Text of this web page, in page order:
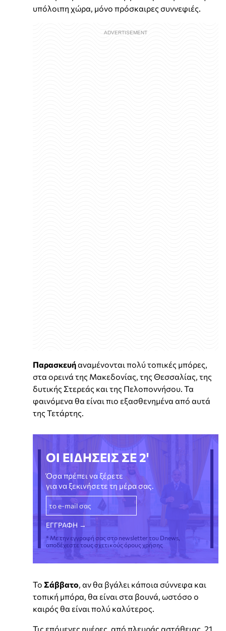
υπόλοιπη χώρα, μόνο πρόσκαιρες συννεφιές.
Παρασκευήαναμένονται πολύ τοπικές μπόρες,
στα ορεινά της Μακεδονίας, της Θεσσαλίας, της
δυτικής Στερεάς και της Πελοποννήσου. Τα
φαινόμενα θα είναι πιο εξασθενημένα από αυτά
της Τετάρτης.
ΟΙ ΕΙΔΗΣΕΙΣ ΣΕ 2'
Όσα πρέπει να ξέρετε
για να ξεκινήσετε τη μέρα σας.
* Με την εγγραφή σας στο newsletter του Dnews,
αποδέχεστε τους σχετικούς όρους χρήσης
Το Σάββατο, αν θα βγάλει κάποια σύννεφα και
τοπική μπόρα, θα είναι στα βουνά, ωστόσο ο
καιρός θα είναι πολύ καλύτερος.
Τις επόμενες ημέρες, από πλευράς αστάθειας, 21